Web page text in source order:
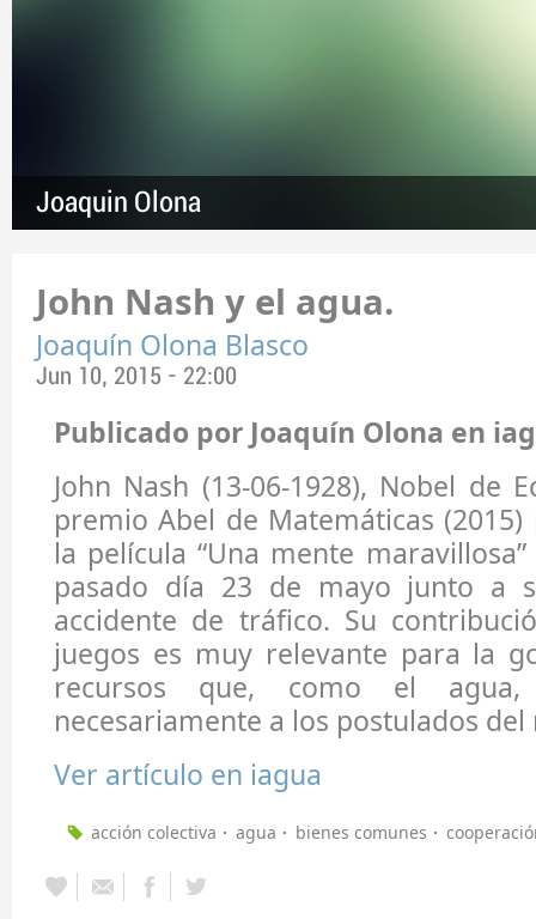
Joaquin Olona
John Nash y el agua.
Joaquín Olona Blasco
Jun 10, 2015 - 22:00
Publicado por Joaquín Olona en
John Nash (13-06-1928), Nobel de
premio Abel de Matemáticas
la película “Una mente
pasado día 23 de mayo junto a
accidente de tráfico. Su
juegos es muy relevante para la
recursos que, como el agua,
necesariamente a los postulados
Ver artículo en iagua
acción colectiva agua bienes comunes